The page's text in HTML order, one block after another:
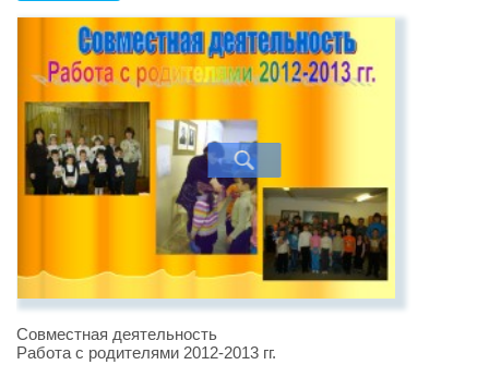
Совместная деятельность
Работа с родителями 2012-2013 гг.